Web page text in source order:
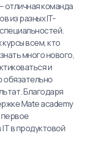
отличная команда
из разных IT-
всем, кто
много нового,
и
обязательно
Благодаря
Mate academy
первое
в продуктовой